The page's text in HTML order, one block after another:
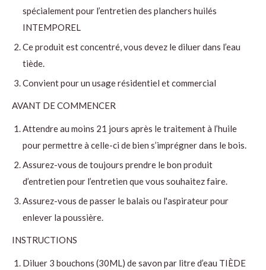
spécialement pour l’entretien des planchers huilés
INTEMPOREL
Ce produit est concentré, vous devez le diluer dans l’eau
tiède.
Convient pour un usage résidentiel et commercial
AVANT DE COMMENCER
Attendre au moins 21 jours après le traitement à l’huile
pour permettre à celle-ci de bien s’imprégner dans le bois.
Assurez-vous de toujours prendre le bon produit
d’entretien pour l’entretien que vous souhaitez faire.
Assurez-vous de passer le balais ou l'aspirateur pour
enlever la poussière.
INSTRUCTIONS
Diluer 3 bouchons (30ML) de savon par litre d’eau TIÈDE